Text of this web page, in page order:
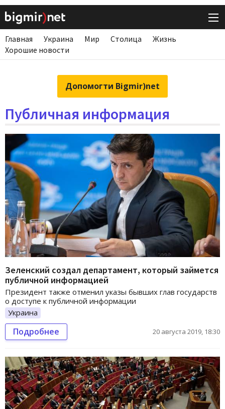
Главная Украина Мир Столица
Жизнь
Хорошие новости
Допомогти Bigmir)net
Публичная информация
Зеленский создал департамент, который займется
публичной информацией
Президент также отменил указы бывших глав государств
о доступе к публичной информации
Украина
Подробнее 20 августа 2019, 18:30